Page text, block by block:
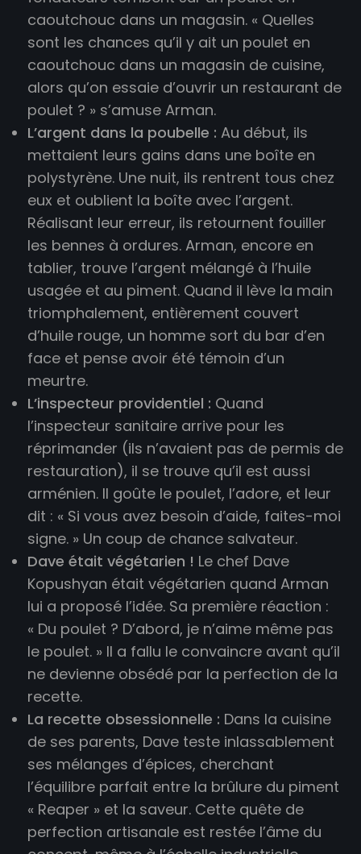
caoutchouc dans un magasin. « Quelles
sont les chances qu’il y ait un poulet en
caoutchouc dans un magasin de cuisine,
alors qu’on essaie d’ouvrir un restaurant de
poulet ? » s’amuse Arman.
L’argent dans la poubelle : Au début, ils
mettaient leurs gains dans une boîte en
polystyrène. Une nuit, ils rentrent tous chez
eux et oublient la boîte avec l’argent.
Réalisant leur erreur, ils retournent fouiller
les bennes à ordures. Arman, encore en
tablier, trouve l’argent mélangé à l’huile
usagée et au piment. Quand il lève la main
triomphalement, entièrement couvert
d’huile rouge, un homme sort du bar d’en
face et pense avoir été témoin d’un
meurtre.
L’inspecteur providentiel : Quand
l’inspecteur sanitaire arrive pour les
réprimander (ils n’avaient pas de permis de
restauration), il se trouve qu’il est aussi
arménien. Il goûte le poulet, l’adore, et leur
dit : « Si vous avez besoin d’aide, faites-moi
signe. » Un coup de chance salvateur.
Dave était végétarien ! Le chef Dave
Kopushyan était végétarien quand Arman
lui a proposé l’idée. Sa première réaction :
« Du poulet ? D’abord, je n’aime même pas
le poulet. » Il a fallu le convaincre avant qu’il
ne devienne obsédé par la perfection de la
recette.
La recette obsessionnelle : Dans la cuisine
de ses parents, Dave teste inlassablement
ses mélanges d’épices, cherchant
l’équilibre parfait entre la brûlure du piment
« Reaper » et la saveur. Cette quête de
perfection artisanale est restée l’âme du